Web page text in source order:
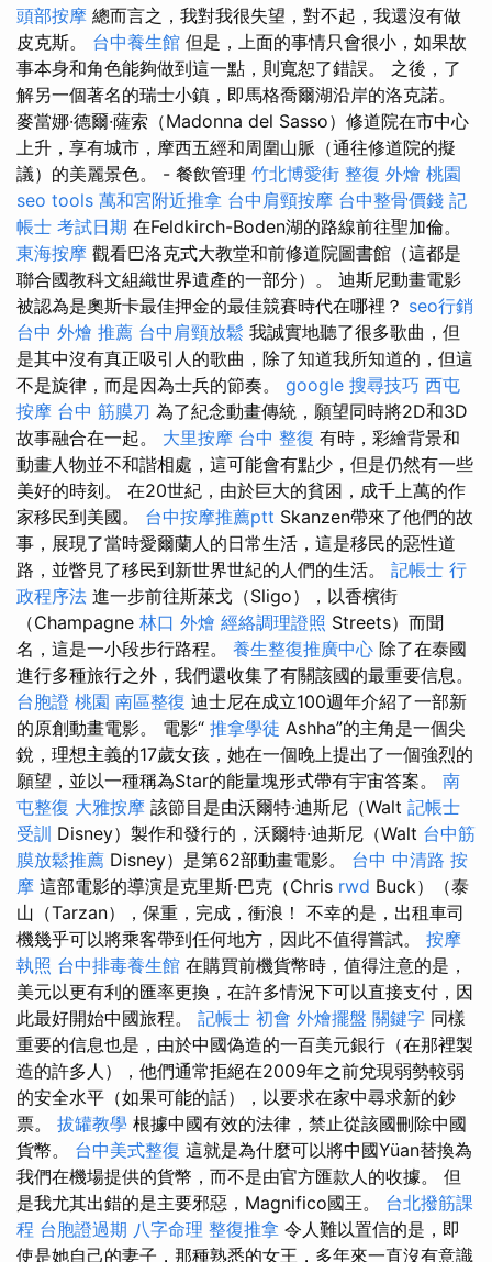
頭部按摩 總而言之，我對我很失望，對不起，我還沒有做
皮克斯。 台中養生館 但是，上面的事情只會很小，如果故
事本身和角色能夠做到這一點，則寬恕了錯誤。 之後，了
解另一個著名的瑞士小鎮，即馬格喬爾湖沿岸的洛克諾。
麥當娜·德爾·薩索（Madonna del Sasso）修道院在市中心
上升，享有城市，摩西五經和周圍山脈（通往修道院的擬
議）的美麗景色。 - 餐飲管理 竹北博愛街 整復 外燴 桃園
seo tools 萬和宮附近推拿 台中肩頸按摩 台中整骨價錢 記
帳士 考試日期 在Feldkirch-Boden湖的路線前往聖加倫。
東海按摩 觀看巴洛克式大教堂和前修道院圖書館（這都是
聯合國教科文組織世界遺產的一部分）。 迪斯尼動畫電影
被認為是奧斯卡最佳押金的最佳競賽時代在哪裡？ seo行銷
台中 外燴 推薦 台中肩頸放鬆 我誠實地聽了很多歌曲，但
是其中沒有真正吸引人的歌曲，除了知道我所知道的，但這
不是旋律，而是因為士兵的節奏。 google 搜尋技巧 西屯
按摩 台中 筋膜刀 為了紀念動畫傳統，願望同時將2D和3D
故事融合在一起。 大里按摩 台中 整復 有時，彩繪背景和
動畫人物並不和諧相處，這可能會有點少，但是仍然有一些
美好的時刻。 在20世紀，由於巨大的貧困，成千上萬的作
家移民到美國。 台中按摩推薦ptt Skanzen帶來了他們的故
事，展現了當時愛爾蘭人的日常生活，這是移民的惡性道
路，並瞥見了移民到新世界世紀的人們的生活。 記帳士 行
政程序法 進一步前往斯萊戈（Sligo），以香檳街
（Champagne 林口 外燴 經絡調理證照 Streets）而聞
名，這是一小段步行路程。 養生整復推廣中心 除了在泰國
進行多種旅行之外，我們還收集了有關該國的最重要信息。
台胞證 桃園 南區整復 迪士尼在成立100週年介紹了一部新
的原創動畫電影。 電影“ 推拿學徒 Ashha”的主角是一個尖
銳，理想主義的17歲女孩，她在一個晚上提出了一個強烈的
願望，並以一種稱為Star的能量塊形式帶有宇宙答案。 南
屯整復 大雅按摩 該節目是由沃爾特·迪斯尼（Walt 記帳士
受訓 Disney）製作和發行的，沃爾特·迪斯尼（Walt 台中筋
膜放鬆推薦 Disney）是第62部動畫電影。 台中 中清路 按
摩 這部電影的導演是克里斯·巴克（Chris rwd Buck）（泰
山（Tarzan），保重，完成，衝浪！ 不幸的是，出租車司
機幾乎可以將乘客帶到任何地方，因此不值得嘗試。 按摩
執照 台中排毒養生館 在購買前機貨幣時，值得注意的是，
美元以更有利的匯率更換，在許多情況下可以直接支付，因
此最好開始中國旅程。 記帳士 初會 外燴擺盤 關鍵字 同樣
重要的信息也是，由於中國偽造的一百美元銀行（在那裡製
造的許多人），他們通常拒絕在2009年之前兌現弱勢較弱
的安全水平（如果可能的話），以要求在家中尋求新的鈔
票。 拔罐教學 根據中國有效的法律，禁止從該國刪除中國
貨幣。 台中美式整復 這就是為什麼可以將中國Yüan替換為
我們在機場提供的貨幣，而不是由官方匯款人的收據。 但
是我尤其出錯的是主要邪惡，Magnifico國王。 台北撥筋課
程 台胞證過期 八字命理 整復推拿 令人難以置信的是，即
使是她自己的妻子，那種熟悉的女王，多年來一直沒有意識